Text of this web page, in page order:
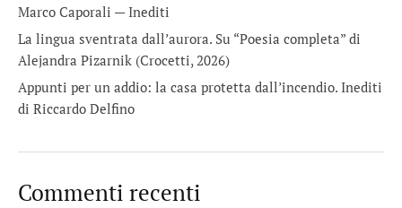
Marco Caporali — Inediti
La lingua sventrata dall’aurora. Su “Poesia completa” di
Alejandra Pizarnik (Crocetti, 2026)
Appunti per un addio: la casa protetta dall’incendio. Inediti
di Riccardo Delfino
Commenti recenti